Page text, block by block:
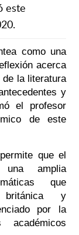
este
como una
acerca
la literatura
y
el profesor
de este
que el
una amplia
que
y
por la